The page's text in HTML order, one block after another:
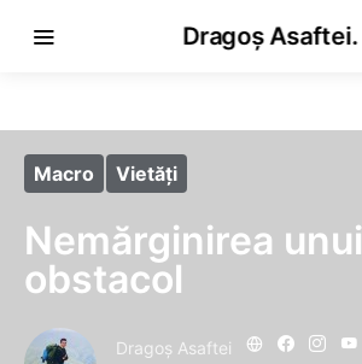
Dragoș Asaftei.
Macro Vietăţi
Nemărginirea unui
obstacol
Dragoş Asaftei